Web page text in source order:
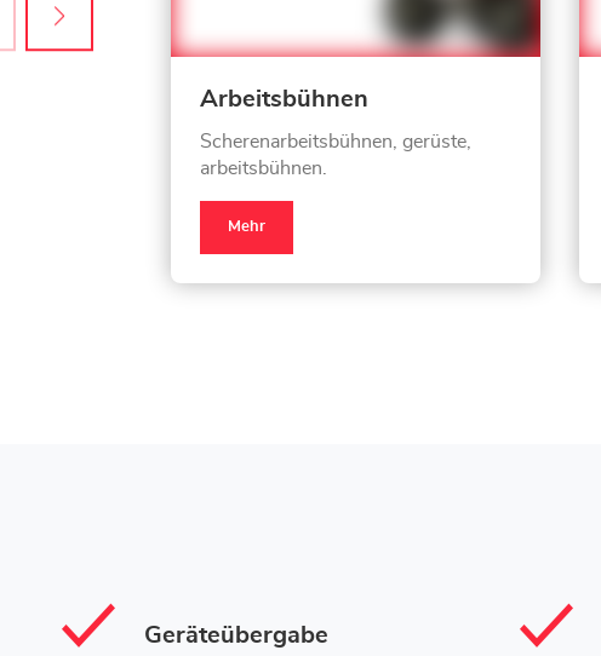
Arbeitsbühnen
Scherenarbeitsbühnen, gerüste,
arbeitsbühnen.
Mehr
Geräteübergabe